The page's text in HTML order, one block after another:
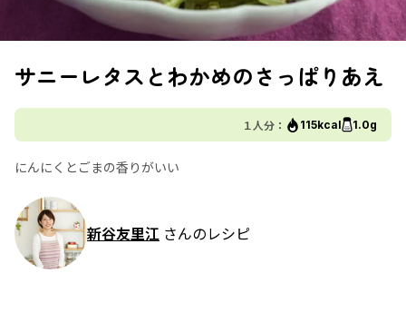
サニーレタスとわかめのさっぱりあえ
１人分： 115kcal 1.0g
にんにくとごまの香りがいい
新谷友里江 さんのレシピ